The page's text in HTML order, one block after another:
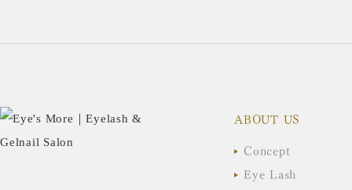
ABOUT US
Concept
Eye Lash